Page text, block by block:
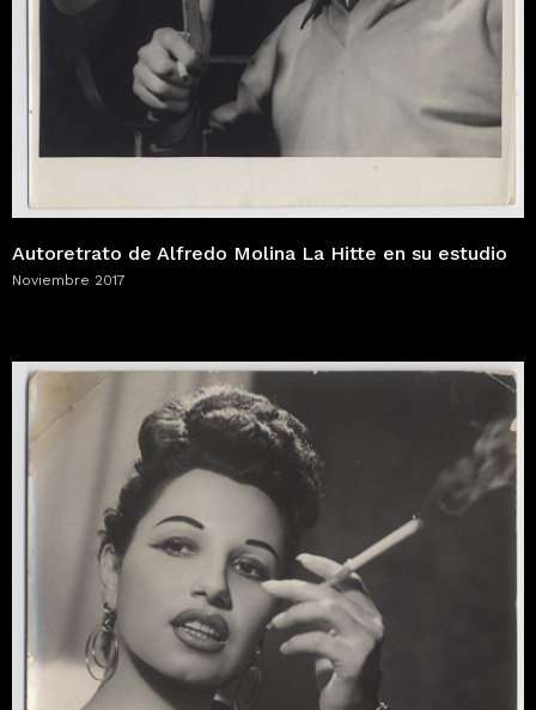
Autoretrato de Alfredo Molina La Hitte en su estudio
Noviembre 2017